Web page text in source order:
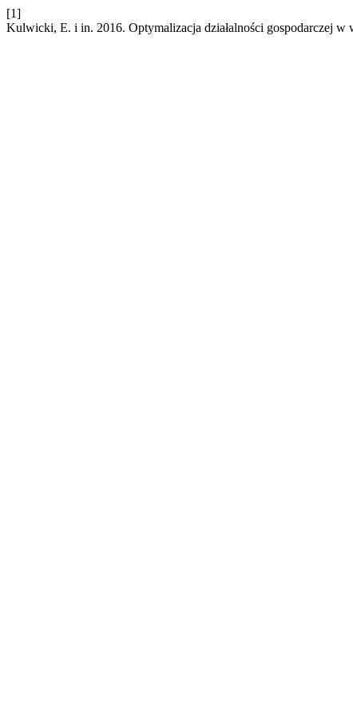
[1]
Kulwicki, E. i in. 2016. Optymalizacja działalności gospodarczej w